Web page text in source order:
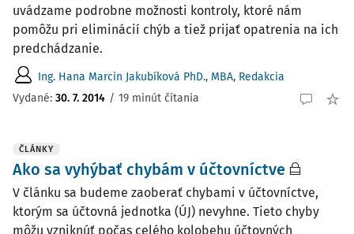
uvádzame podrobne možnosti kontroly, ktoré nám
pomôžu pri eliminácií chýb a tiež prijať opatrenia na ich
predchádzanie.
Ing. Hana Marcin Jakubíková PhD., MBA, Redakcia
Vydané: 30. 7. 2014 / 19 minút čítania
ČLÁNKY
Ako sa vyhýbať chybám v účtovníctve
V článku sa budeme zaoberať chybami v účtovníctve,
ktorým sa účtovná jednotka (ÚJ) nevyhne. Tieto chyby
môžu vzniknúť počas celého kolobehu účtovných